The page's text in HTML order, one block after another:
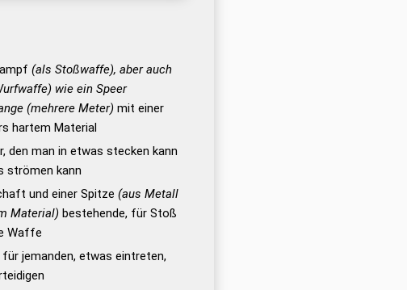
(als Stoßwaffe), aber auch
wie ein Speer
(mehrere Meter) mit einer
hartem Material
den man in etwas stecken kann
strömen kann
und einer Spitze (aus Metall
Material) bestehende, für Stoß
Waffe
jemanden, etwas eintreten,